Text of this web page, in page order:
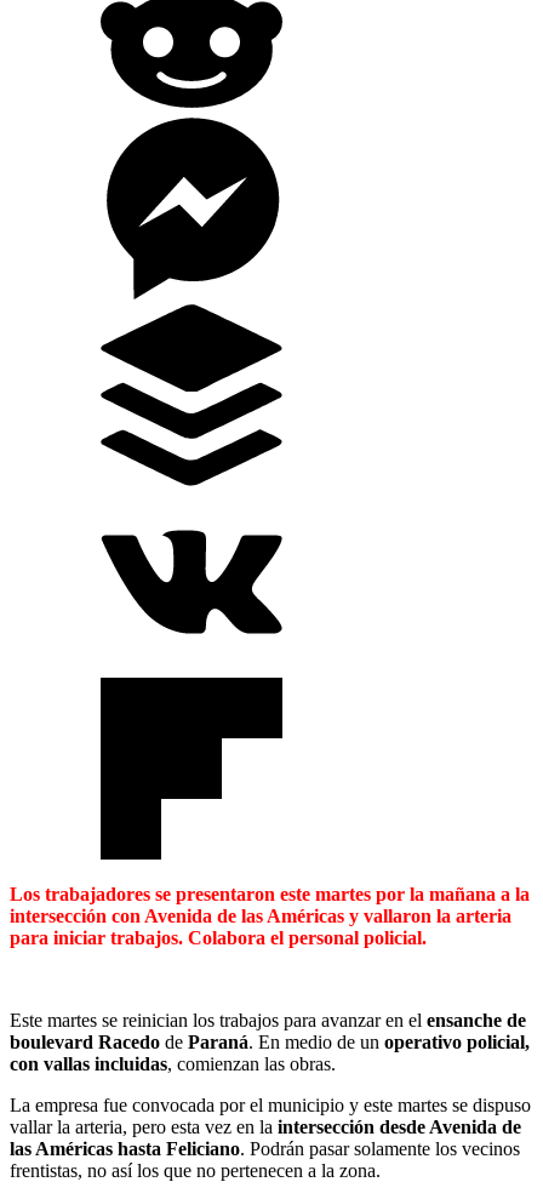
Los trabajadores se presentaron este martes por la mañana a la
intersección con Avenida de las Américas y vallaron la arteria
para iniciar trabajos. Colabora el personal policial.
Este martes se reinician los trabajos para avanzar en el ensanche de
boulevard Racedo de Paraná. En medio de un operativo policial,
con vallas incluidas, comienzan las obras.
La empresa fue convocada por el municipio y este martes se dispuso
vallar la arteria, pero esta vez en la intersección desde Avenida de
las Américas hasta Feliciano. Podrán pasar solamente los vecinos
frentistas, no así los que no pertenecen a la zona.